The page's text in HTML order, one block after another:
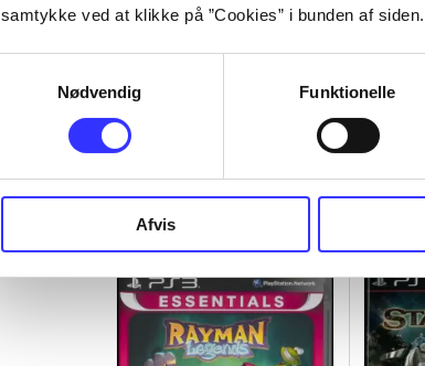
samtykke ved at klikke på ”Cookies” i bunden af
Nødvendig
Funktionelle
Afvis
...
...